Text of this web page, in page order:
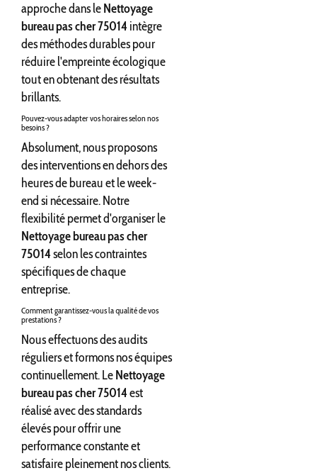
approche dans leNettoyage
bureau pas cher 75014 intègre
des méthodes durables pour
réduire l'empreinte écologique
tout en obtenant des résultats
brillants.
Pouvez-vous adapter vos horaires selon nos
besoins ?
Absolument, nous proposons
des interventions en dehors des
heures de bureau et le week-
end si nécessaire. Notre
flexibilité permet d'organiser le
Nettoyage bureau pas cher
75014selon les contraintes
spécifiques de chaque
entreprise.
Comment garantissez-vous la qualité de vos
prestations ?
Nous effectuons des audits
réguliers et formons nos équipes
continuellement. LeNettoyage
bureau pas cher 75014est
réalisé avec des standards
élevés pour offrir une
performance constante et
satisfaire pleinement nos clients.